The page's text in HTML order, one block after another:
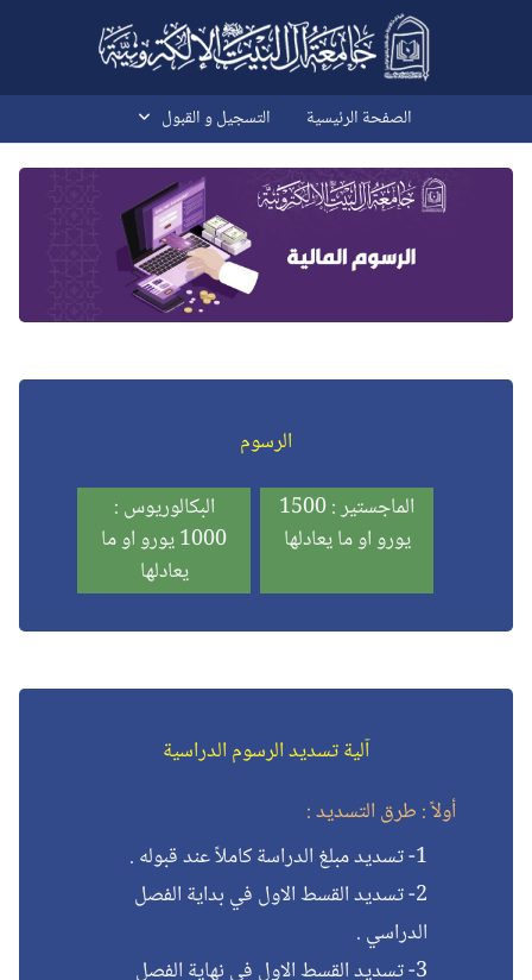
تخطى إلى المحتوى الرئيسي
الصفحة الرئيسية التسجیل و القبول
الرسوم
الماجستير : 1500
يورو او ما يعادلها
البكالوريوس :
1000 يورو او ما
يعادلها
آلية تسديد الرسوم الدراسية
أولاً : طرق التسديد :
1- تسديد مبلغ الدراسة كاملاً عند قبوله .
2- تسديد القسط الاول في بداية الفصل
الدراسي .
3- تسديد القسط الاول في نهاية الفصل